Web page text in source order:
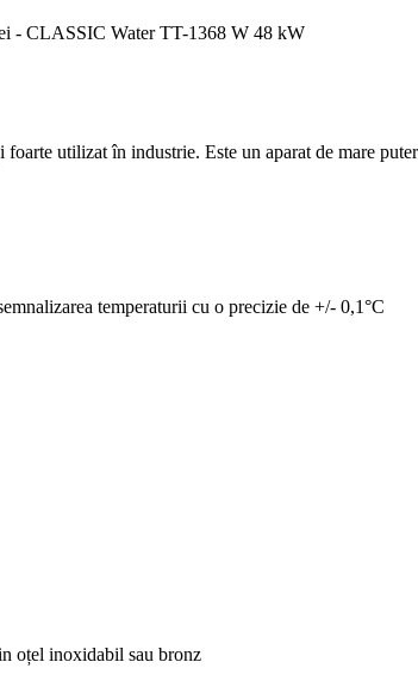
foarte utilizat în industrie. Este un aparat de mare
temperaturii cu o precizie de +/- 0,1°C
oțel inoxidabil sau bronz